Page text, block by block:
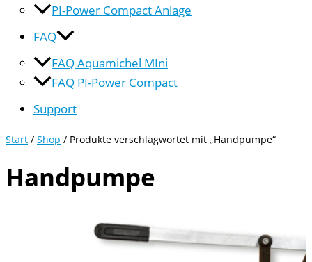
PI-Power Compact Anlage
FAQ
FAQ Aquamichel MIni
FAQ PI-Power Compact
Support
Start / Shop / Produkte verschlagwortet mit „Handpumpe“
Handpumpe